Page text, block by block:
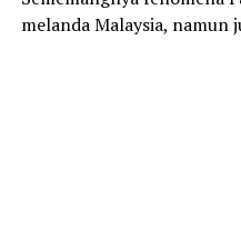
melanda Malaysia, namun